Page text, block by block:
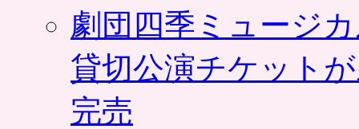
劇団四季ミュージ
貸切公演チケット
完売